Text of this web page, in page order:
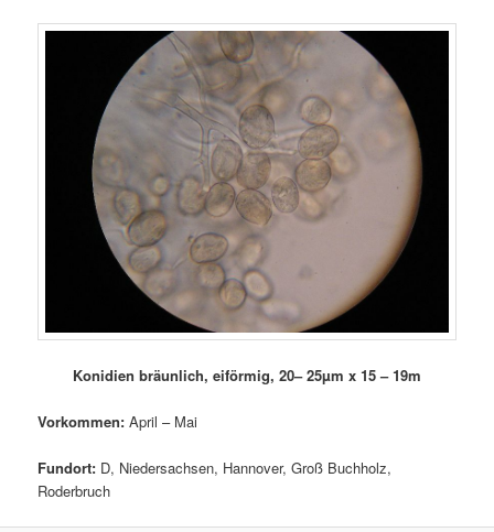
Konidien bräunlich, eiförmig, 20– 25µm x 15 – 19m
Vorkommen: April – Mai
Fundort: D, Niedersachsen, Hannover, Groß Buchholz,
Roderbruch